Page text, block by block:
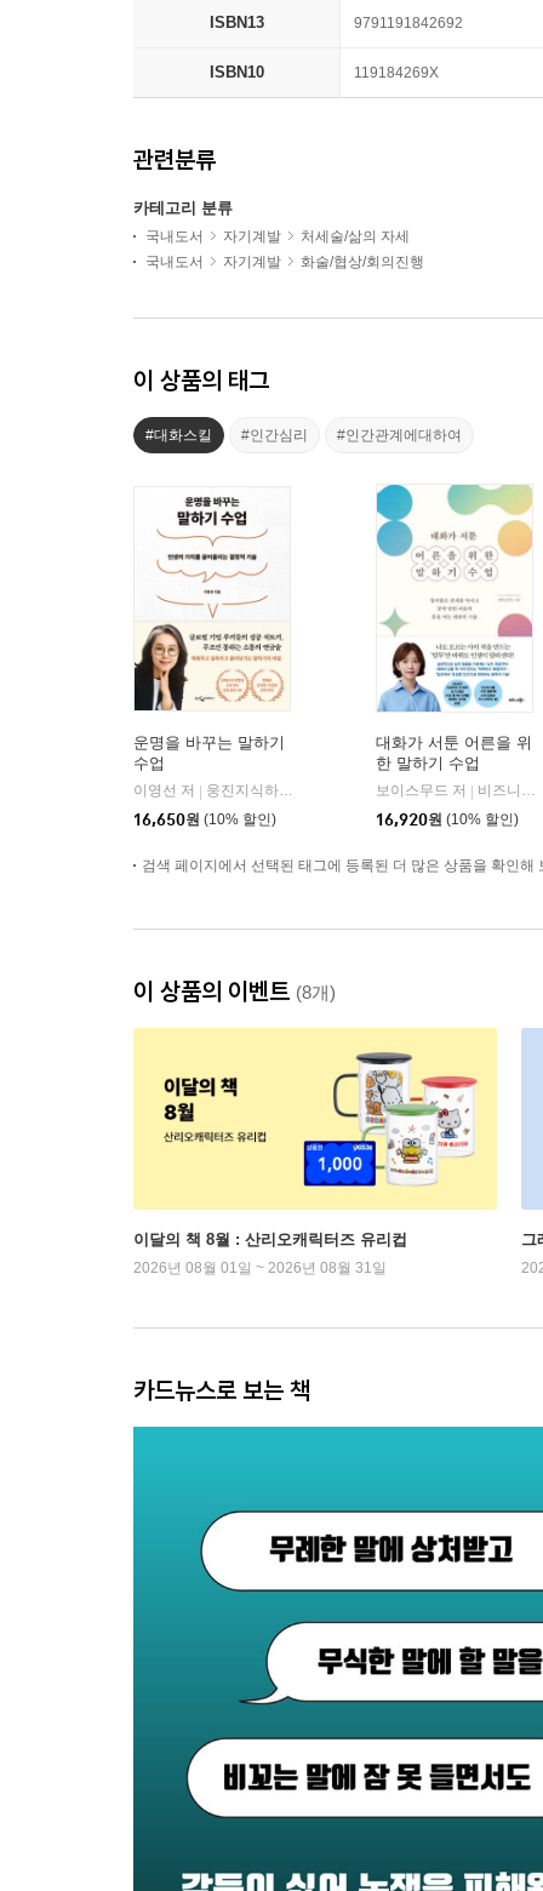
ISBN13 9791191842692
ISBN10 119184269X
관련분류
카테고리 분류
국내도서 자기계발
처세술/삶의 자세
국내도서
자기계발 화술/협상/회의진행
이 상품의 태그
#대화스킬 #인간심리 #인간관계에대하여
운명을 바꾸는 말하기
수업
이영선 저
웅진지식하우스
16,650원 (10% 할인)
대화가 서툰 어른을 위
한 말하기 수업
보이스무드 저
비즈니스북스
16,920원 (10% 할인)
검색 페이지에서 선택된 태그에 등록된 더 많은 상품을 확인해
이 상품의 이벤트 (8개)
이달의 책 8월 : 산리오캐릭터즈 유리컵
2026년 08월 01일 ~ 2026년 08월 31일
그
카드뉴스로 보는 책